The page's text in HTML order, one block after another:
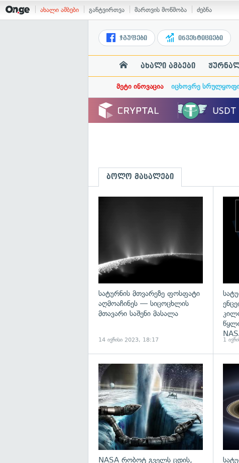
ახალი ამბები განტვირთვა მართვის მოწმობა ძებნა
ჯგუფები ინვესტიციები
ახალი ამბები
მეტი ინოვაცია იცხოვრე
ბოლო მასალები
სატურნის მთვარეზე ფოსფატი
აღმოაჩინეს — სიცოცხლის
მთავარი საშენი მასალა
14 ივნისი 2023, 18:17 1
NASA რობოტ გველს ცდის,